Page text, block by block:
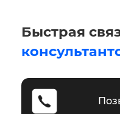
Быстрая